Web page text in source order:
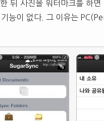
뒤 사진을 워터마크를 하
기능이 없다. 그 이유는